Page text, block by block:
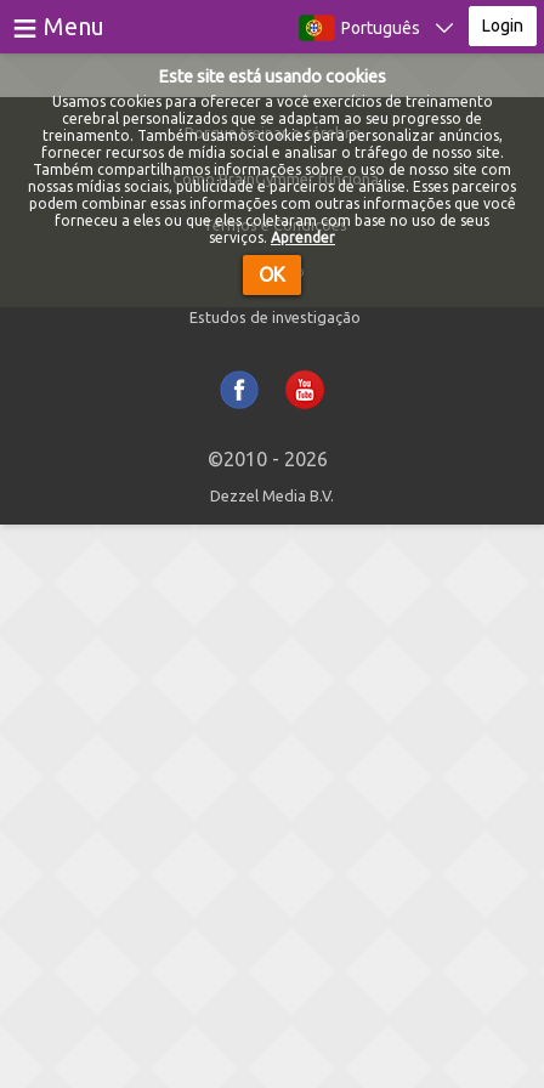
Jogos
Testes
Blog
≡ Menu Português Login
Porque treinar o cérebro
Como BrainGymmer funciona
Termos e Condições
Contato
Estudos de investigação
©2010 - 2026
Dezzel Media B.V.
Este site está usando cookies
Usamos cookies para oferecer a você exercícios de treinamento
cerebral personalizados que se adaptam ao seu progresso de
treinamento. Também usamos cookies para personalizar anúncios,
fornecer recursos de mídia social e analisar o tráfego de nosso site.
Também compartilhamos informações sobre o uso de nosso site com
nossas mídias sociais, publicidade e parceiros de análise. Esses parceiros
podem combinar essas informações com outras informações que você
forneceu a eles ou que eles coletaram com base no uso de seus
serviços. Aprender
OK